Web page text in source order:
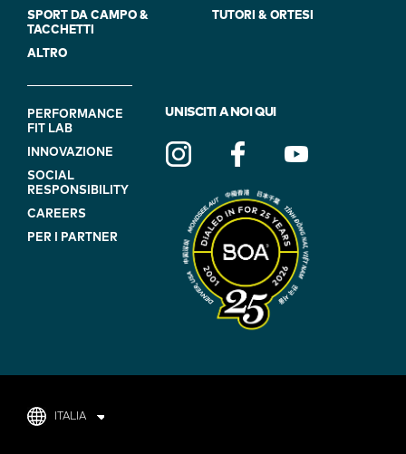
SPORT DA CAMPO &
TACCHETTI
TUTORI & ORTESI
ALTRO
FOOTER
NAVIGATION
(ON
BLUE)
PERFORMANCE
FIT LAB
INNOVAZIONE
SOCIAL
RESPONSIBILITY
CAREERS
PER I PARTNER
UNISCITI A NOI QUI
ITALIA